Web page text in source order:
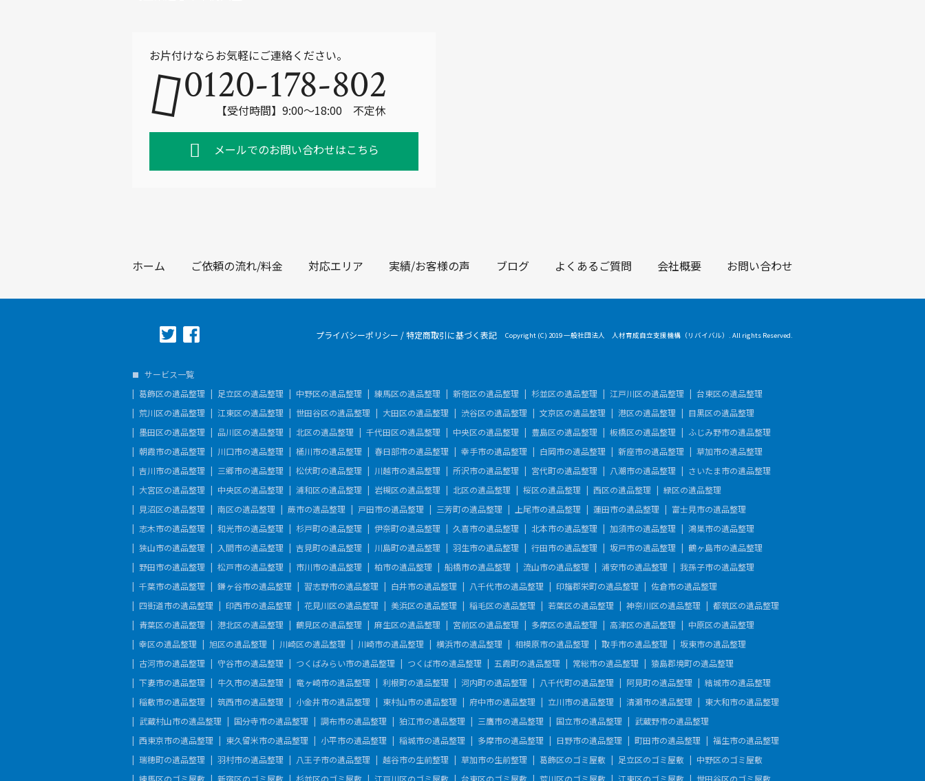
お片付けならお気軽にご連絡ください。
0120-178-802
【受付時間】9:00～18:00 不定休
メールでのお問い合わせはこちら
ホーム ご依頼の流れ/料金 対応エリア 実績/お客様の声 ブログ よくあるご質問 会社概要 お問い合わせ
プライバシーポリシー /特定商取引に基づく表記 Copyright (C) 2019 一般社団法人 人材育成自立支援機構（リバイバル）. All rights Reserved.
サービス一覧
葛飾区の遺品整理
足立区の遺品整理 中野区の遺品整理 練馬区の遺品整理 新宿区の遺品整理 杉並区の遺品整理 江戸川区の遺品整理
台東区の遺品整理
荒川区の遺品整理
江東区の遺品整理 世田谷区の遺品整理 大田区の遺品整理 渋谷区の遺品整理 文京区の遺品整理 港区の遺品整理
目黒区の遺品整理
墨田区の遺品整理
品川区の遺品整理 北区の遺品整理 千代田区の遺品整理 中央区の遺品整理 豊島区の遺品整理 板橋区の遺品整理
ふじみ野市の遺品整理
朝霞市の遺品整理
川口市の遺品整理 桶川市の遺品整理 春日部市の遺品整理 幸手市の遺品整理 白岡市の遺品整理 新座市の遺品整理
草加市の遺品整理
吉川市の遺品整理
三郷市の遺品整理 松伏町の遺品整理 川越市の遺品整理 所沢市の遺品整理 宮代町の遺品整理 八潮市の遺品整理
さいたま市の遺品整理
大宮区の遺品整理
中央区の遺品整理 浦和区の遺品整理 岩槻区の遺品整理 北区の遺品整理 桜区の遺品整理 西区の遺品整理
緑区の遺品整理
見沼区の遺品整理
南区の遺品整理 蕨市の遺品整理 戸田市の遺品整理 三芳町の遺品整理 上尾市の遺品整理 蓮田市の遺品整理
富士見市の遺品整理
志木市の遺品整理
和光市の遺品整理 杉戸町の遺品整理 伊奈町の遺品整理 久喜市の遺品整理 北本市の遺品整理 加須市の遺品整理
鴻巣市の遺品整理
狭山市の遺品整理
入間市の遺品整理 吉見町の遺品整理 川島町の遺品整理 羽生市の遺品整理 行田市の遺品整理 坂戸市の遺品整理
鶴ヶ島市の遺品整理
野田市の遺品整理
松戸市の遺品整理 市川市の遺品整理 柏市の遺品整理 船橋市の遺品整理 流山市の遺品整理 浦安市の遺品整理
我孫子市の遺品整理
千葉市の遺品整理
鎌ヶ谷市の遺品整理 習志野市の遺品整理 白井市の遺品整理 八千代市の遺品整理 印旛郡栄町の遺品整理
佐倉市の遺品整理
四街道市の遺品整理
印西市の遺品整理 花見川区の遺品整理 美浜区の遺品整理 稲毛区の遺品整理 若葉区の遺品整理 神奈川区の遺品整理
都筑区の遺品整理
青葉区の遺品整理
港北区の遺品整理 鶴見区の遺品整理 麻生区の遺品整理 宮前区の遺品整理 多摩区の遺品整理 高津区の遺品整理
中原区の遺品整理
幸区の遺品整理
旭区の遺品整理 川崎区の遺品整理 川崎市の遺品整理 横浜市の遺品整理 相模原市の遺品整理 取手市の遺品整理
坂東市の遺品整理
古河市の遺品整理
守谷市の遺品整理 つくばみらい市の遺品整理 つくば市の遺品整理 五霞町の遺品整理 常総市の遺品整理
猿島郡境町の遺品整理
下妻市の遺品整理
牛久市の遺品整理 竜ヶ崎市の遺品整理 利根町の遺品整理 河内町の遺品整理 八千代町の遺品整理 阿見町の遺品整理
結城市の遺品整理
稲敷市の遺品整理
筑西市の遺品整理 小金井市の遺品整理 東村山市の遺品整理 府中市の遺品整理 立川市の遺品整理 清瀬市の遺品整理
東大和市の遺品整理
武蔵村山市の遺品整理
国分寺市の遺品整理 調布市の遺品整理 狛江市の遺品整理 三鷹市の遺品整理 国立市の遺品整理
武蔵野市の遺品整理
西東京市の遺品整理
東久留米市の遺品整理 小平市の遺品整理 稲城市の遺品整理 多摩市の遺品整理 日野市の遺品整理 町田市の遺品整理
福生市の遺品整理
瑞穂町の遺品整理
羽村市の遺品整理 八王子市の遺品整理 越谷市の生前整理 草加市の生前整理 葛飾区のゴミ屋敷 足立区のゴミ屋敷
中野区のゴミ屋敷